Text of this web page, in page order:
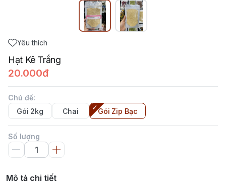
Yêu thích
Hạt Kê Trắng
20.000đ
Chủ để:
Gói 2kg
Chai Gói Zip Bạc
Số lượng
Mô tả chi tiết